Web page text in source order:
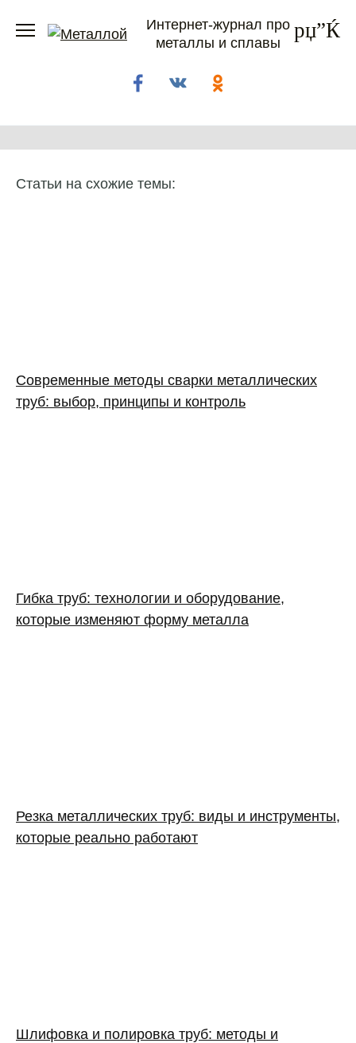
Интернет-журнал про
металлы и сплавы
Статьи на схожие темы:
Современные методы сварки металлических
труб: выбор, принципы и контроль
Гибка труб: технологии и оборудование,
которые изменяют форму металла
Резка металлических труб: виды и инструменты,
которые реально работают
Шлифовка и полировка труб: методы и